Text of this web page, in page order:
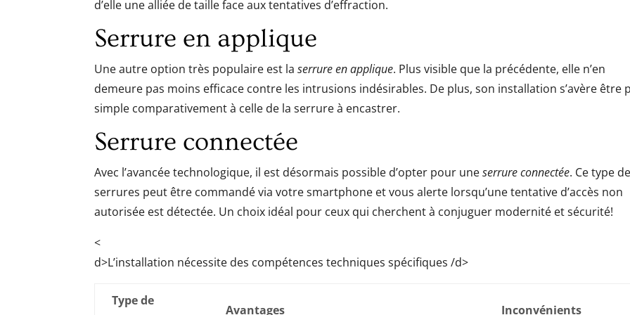
d’elle une alliée de taille face aux tentatives d’effraction.
Serrure en applique
Une autre option très populaire est laserrure en applique. Plus visible que la précédente, elle n’en
demeure pas moins efficace contre les intrusions indésirables. De plus, son installation s’avère être
simple comparativement à celle de la serrure à encastrer.
Serrure connectée
Avec l’avancée technologique, il est désormais possible d’opter pour uneserrure connectée. Ce type de
serrures peut être commandé via votre smartphone et vous alerte lorsqu’une tentative d’accès non
autorisée est détectée. Un choix idéal pour ceux qui cherchent à conjuguer modernité et sécurité!
<
d>L’installation nécessite des compétences techniques spécifiques /d>
Type de
Avantages Inconvénients